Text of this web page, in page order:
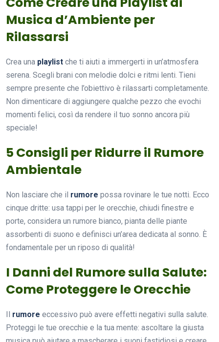
Musica d’Ambiente per
Rilassarsi
Crea una playlist che ti aiuti a immergerti in un’atmosfera
serena. Scegli brani con melodie dolci e ritmi lenti. Tieni
sempre presente che l’obiettivo è rilassarti completamente.
Non dimenticare di aggiungere qualche pezzo che evochi
momenti felici, così da rendere il tuo sonno ancora più
speciale!
5 Consigli per Ridurre il Rumore
Ambientale
Non lasciare che il rumore possa rovinare le tue notti. Ecco
cinque dritte: usa tappi per le orecchie, chiudi finestre e
porte, considera un rumore bianco, pianta delle piante
assorbenti di suono e definisci un’area dedicata al sonno. È
fondamentale per un riposo di qualità!
I Danni del Rumore sulla Salute:
Come Proteggere le Orecchie
Il rumore eccessivo può avere effetti negativi sulla salute.
Proteggi le tue orecchie e la tua mente: ascoltare la giusta